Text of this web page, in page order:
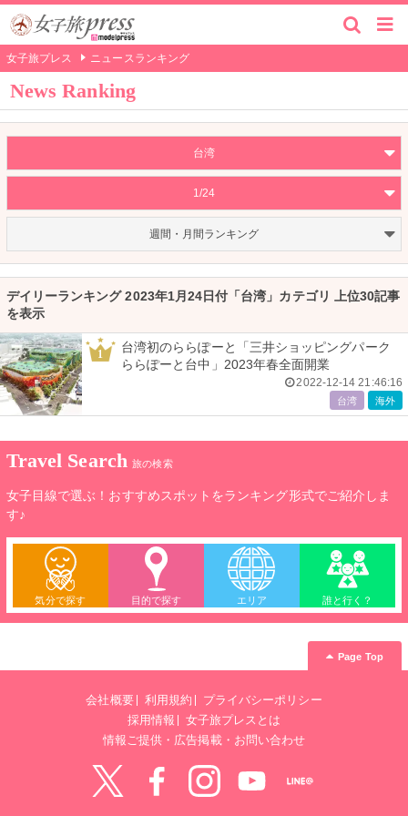
女子旅プレス ニュースランキング
News Ranking
台湾
1/24
週間・月間ランキング
デイリーランキング 2023年1月24日付「台湾」カテゴリ 上位30記事
を表示
1
台湾初のららぽーと「三井ショッピングパーク
ららぽーと台中」2023年春全面開業
2022-12-14 21:46:16
台湾 海外
Travel Search 旅の検索
女子目線で選ぶ！おすすめスポットをランキング形式でご紹介しま
す♪
気分で探す 目的で探す エリア 誰と行く？
Page Top
会社概要 利用規約
プライバシーポリシー
採用情報
女子旅プレスとは
情報ご提供・広告掲載・お問い合わせ